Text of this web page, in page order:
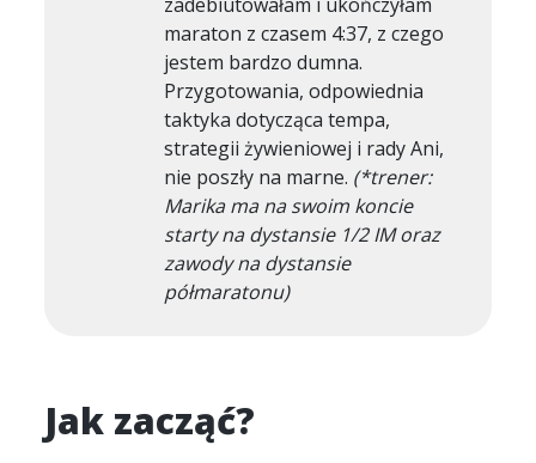
maraton z czasem 4:37, z czego
jestem bardzo dumna.
Przygotowania, odpowiednia
taktyka dotycząca tempa,
strategii żywieniowej i rady Ani,
nie poszły na marne. (*trener:
Marika ma na swoim koncie
starty na dystansie 1/2 IM oraz
zawody na dystansie
półmaratonu)
Jak zacząć?